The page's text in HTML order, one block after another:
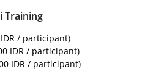
Training
IDR / participant)
IDR / participant)
IDR / participant)